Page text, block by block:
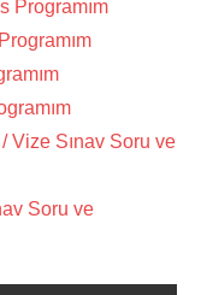
Programım
Vize Sınav Soru ve
Soru ve